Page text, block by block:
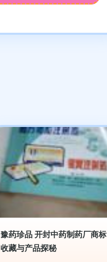
豫药珍品 开封中药制药厂商标
收藏与产品探秘